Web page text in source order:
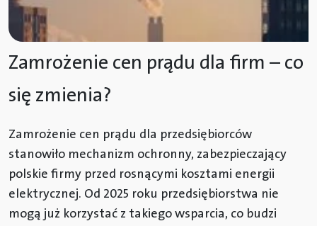
Zamrożenie cen prądu dla firm – co
się zmienia?
Zamrożenie cen prądu dla przedsiębiorców
stanowiło mechanizm ochronny, zabezpieczający
polskie firmy przed rosnącymi kosztami energii
elektrycznej. Od 2025 roku przedsiębiorstwa nie
mogą już korzystać z takiego wsparcia, co budzi